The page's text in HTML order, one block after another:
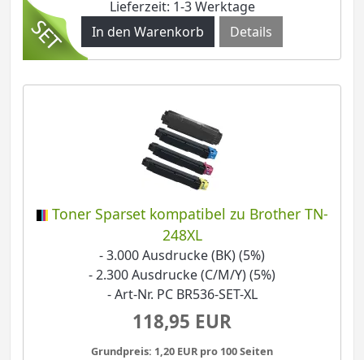
Lieferzeit: 1-3 Werktage
Details
Toner Sparset kompatibel zu Brother TN-
248XL
- 3.000 Ausdrucke (BK) (5%)
- 2.300 Ausdrucke (C/M/Y) (5%)
- Art-Nr. PC BR536-SET-XL
118,95 EUR
Grundpreis: 1,20 EUR pro 100 Seiten